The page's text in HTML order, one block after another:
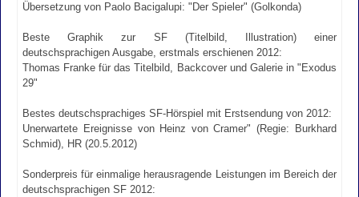
Übersetzung von Paolo Bacigalupi: "Der Spieler" (Golkonda)
Beste Graphik zur SF (Titelbild, Illustration) einer
deutschsprachigen Ausgabe, erstmals erschienen 2012:
Thomas Franke für das Titelbild, Backcover und Galerie in "Exodus
29"
Bestes deutschsprachiges SF-Hörspiel mit Erstsendung von 2012:
Unerwartete Ereignisse von Heinz von Cramer" (Regie: Burkhard
Schmid), HR (20.5.2012)
Sonderpreis für einmalige herausragende Leistungen im Bereich der
deutschsprachigen SF 2012: